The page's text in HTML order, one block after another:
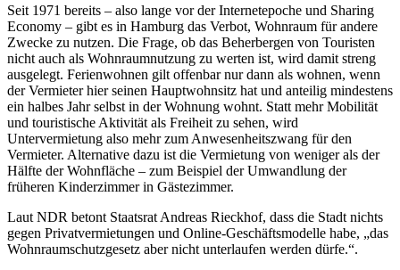
Seit 1971 bereits – also lange vor der Internetepoche und Sharing
Economy – gibt es in Hamburg das Verbot, Wohnraum für andere
Zwecke zu nutzen. Die Frage, ob das Beherbergen von Touristen
nicht auch als Wohnraumnutzung zu werten ist, wird damit streng
ausgelegt. Ferienwohnen gilt offenbar nur dann als wohnen, wenn
der Vermieter hier seinen Hauptwohnsitz hat und anteilig mindestens
ein halbes Jahr selbst in der Wohnung wohnt. Statt mehr Mobilität
und touristische Aktivität als Freiheit zu sehen, wird
Untervermietung also mehr zum Anwesenheitszwang für den
Vermieter. Alternative dazu ist die Vermietung von weniger als der
Hälfte der Wohnfläche – zum Beispiel der Umwandlung der
früheren Kinderzimmer in Gästezimmer.
Laut NDR betont Staatsrat Andreas Rieckhof, dass die Stadt nichts
gegen Privatvermietungen und Online-Geschäftsmodelle habe, „das
Wohnraumschutzgesetz aber nicht unterlaufen werden dürfe.“.